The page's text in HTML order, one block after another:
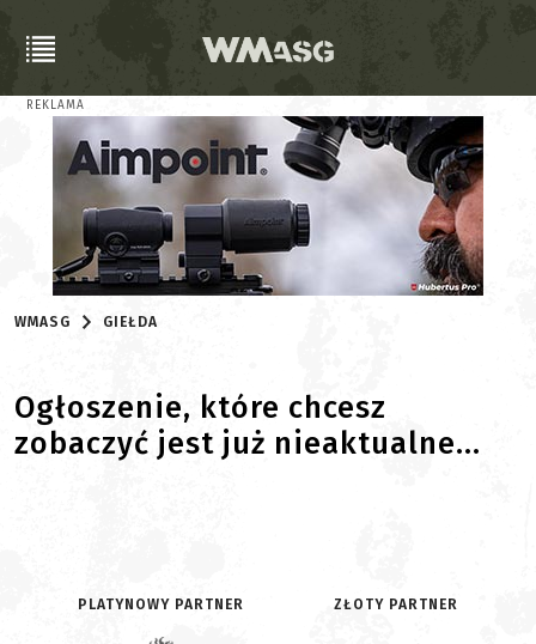
REKLAMA
WMASG GIEŁDA
Ogłoszenie, które chcesz
zobaczyć jest już nieaktualne...
PLATYNOWY PARTNER ZŁOTY PARTNER